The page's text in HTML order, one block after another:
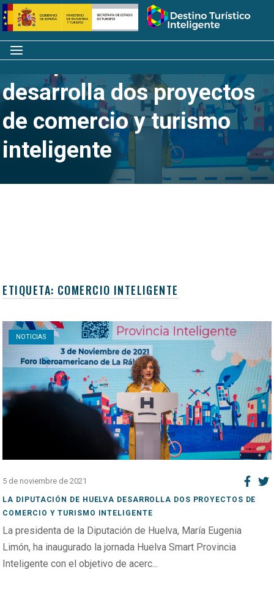
Saltar
al
contenido
Inicio
Menú
La Diputación de Huelva
desarrolla dos proyectos
de comercio y turismo
inteligente
ETIQUETA: COMERCIO INTELIGENTE
NOTICIAS
Open post
5 de noviembre de 2021
LA DIPUTACIÓN DE HUELVA DESARROLLA DOS PROYECTOS DE
COMERCIO Y TURISMO INTELIGENTE
La presidenta de la Diputación de Huelva, María Eugenia
Limón, ha inaugurado la jornada Huelva Smart Provincia
Inteligente con el objetivo de acerc...